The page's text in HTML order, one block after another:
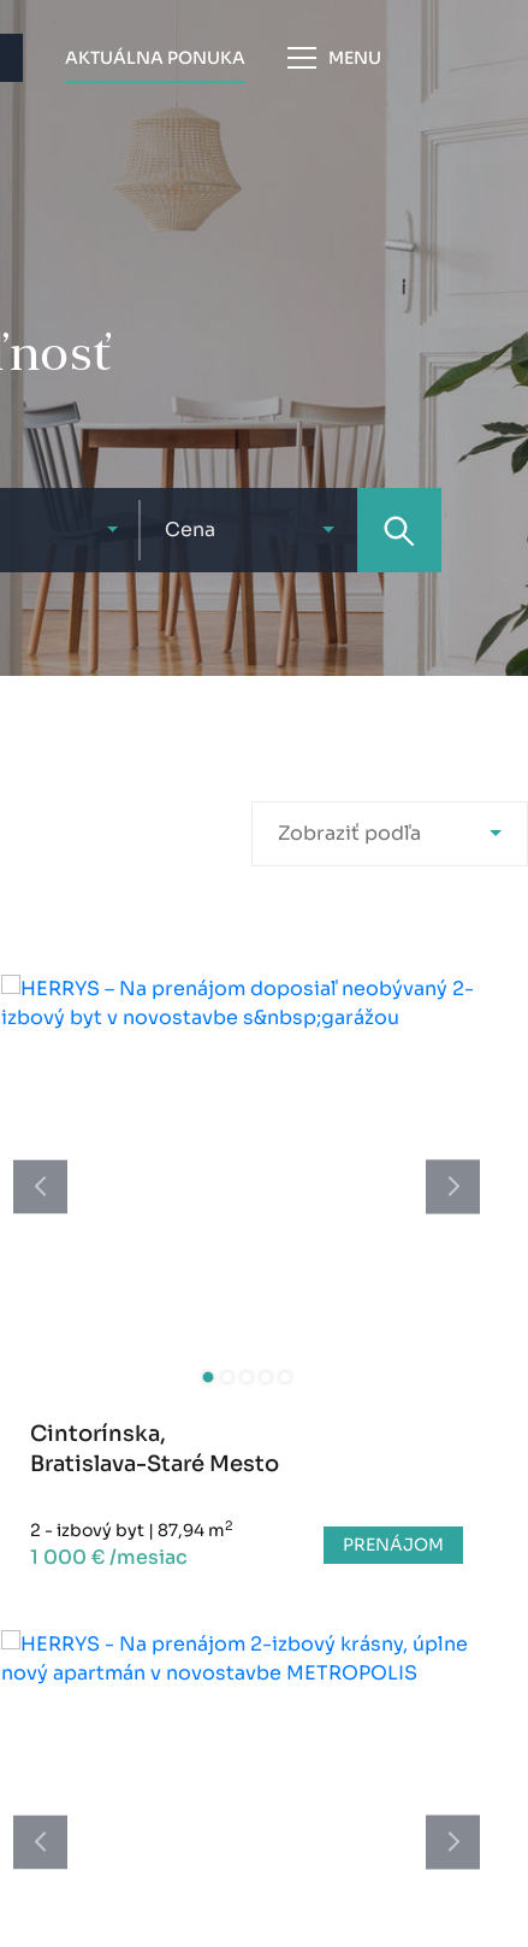
AKTUÁLNA PONUKA MENU
Cena
Zobraziť podľa
Cintorínska,
Bratislava-Staré Mesto
2 - izbový byt | 87,94 m2
1 000 € /mesiac PRENÁJOM